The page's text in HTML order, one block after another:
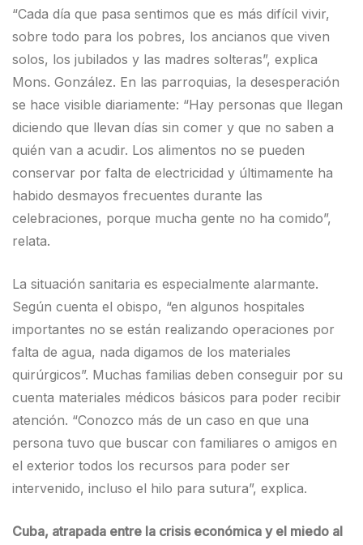
“Cada día que pasa sentimos que es más difícil vivir,
sobre todo para los pobres, los ancianos que viven
solos, los jubilados y las madres solteras”, explica
Mons. González. En las parroquias, la desesperación
se hace visible diariamente: “Hay personas que llegan
diciendo que llevan días sin comer y que no saben a
quién van a acudir. Los alimentos no se pueden
conservar por falta de electricidad y últimamente ha
habido desmayos frecuentes durante las
celebraciones, porque mucha gente no ha comido”,
relata.
La situación sanitaria es especialmente alarmante.
Según cuenta el obispo, “en algunos hospitales
importantes no se están realizando operaciones por
falta de agua, nada digamos de los materiales
quirúrgicos”. Muchas familias deben conseguir por su
cuenta materiales médicos básicos para poder recibir
atención. “Conozco más de un caso en que una
persona tuvo que buscar con familiares o amigos en
el exterior todos los recursos para poder ser
intervenido, incluso el hilo para sutura”, explica.
Cuba, atrapada entre la crisis económica y el miedo al